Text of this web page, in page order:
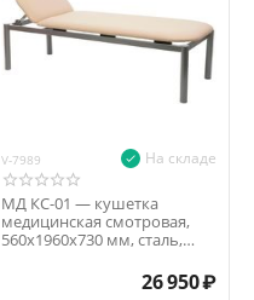
V-7989 На складе
МД КС-01 — кушетка
медицинская смотровая,
560x1960x730 мм, сталь,
26 950₽